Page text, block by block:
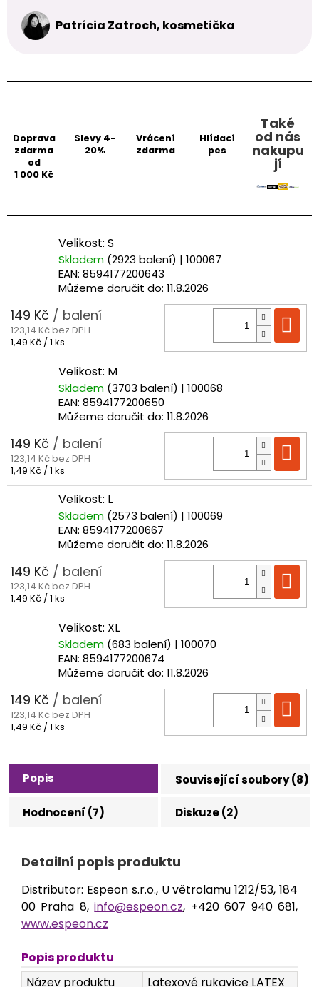
Patrícia Zatroch, kosmetička
Doprava
zdarma
od
1 000 Kč
Slevy 4-
20%
Vrácení
zdarma
Hlídací
pes
Také
od nás
nakupu
jí
Velikost: S
Skladem (2923 balení) | 100067
EAN: 8594177200643
Můžeme doručit do: 11.8.2026
149 Kč / balení
123,14 Kč bez DPH
Měrná
1,49 Kč / 1 ks
Velikost: M
Skladem (3703 balení) | 100068
EAN: 8594177200650
Můžeme doručit do: 11.8.2026
149 Kč / balení
123,14 Kč bez DPH
Měrná
cena:
1,49 Kč / 1 ks
Velikost: L
Skladem (2573 balení) | 100069
EAN: 8594177200667
Můžeme doručit do: 11.8.2026
149 Kč / balení
123,14 Kč bez DPH
Měrná
1,49 Kč / 1 ks
Velikost: XL
Skladem (683 balení) | 100070
EAN: 8594177200674
Můžeme doručit do: 11.8.2026
149 Kč / balení
123,14 Kč bez DPH
Měrná
1,49 Kč / 1 ks
Popis Související soubory (8)
Hodnocení (7) Diskuze (2)
Detailní popis produktu
Distributor: Espeon s.r.o., U větrolamu 1212/53, 184
00 Praha 8,info@espeon.cz, +420 607 940 681,
www.espeon.cz
Popis produktu
Název produktu
Latexové rukavice LATEX